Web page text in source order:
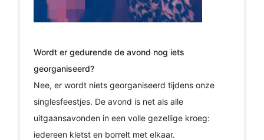
Wordt er gedurende de avond nog iets
georganiseerd?
Nee, er wordt niets georganiseerd tijdens onze
singlesfeestjes. De avond is net als alle
uitgaansavonden in een volle gezellige kroeg:
iedereen kletst en borrelt met elkaar.